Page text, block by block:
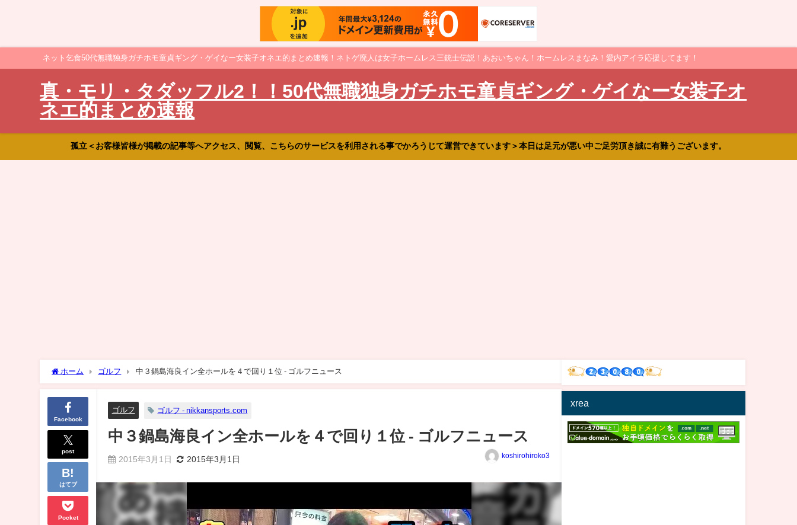
ネット乞食50代無職独身ガチホモ童貞ギング・ゲイなー女装子オネエ的まとめ速報！ネトゲ廃人は女子ホームレス三銃士伝説！あおいちゃん！ホームレスまなみ！愛内アイラ応援してます！
真・モリ・タダッフル2！！50代無職独身ガチホモ童貞ギング・ゲイなー女装子オ
ネエ的まとめ速報
孤立＜お客様皆様が掲載の記事等へアクセス、閲覧、こちらのサービスを利用される事でかろうじて運営できています＞本日は足元が悪い中ご足労頂き誠に有難うございます。
ホーム ゴルフ 中３鍋島海良イン全ホールを４で回り１位 - ゴルフニュース
Facebook
post
はてブ
Pocket
ゴルフ ゴルフ - nikkansports.com
中３鍋島海良イン全ホールを４で回り１位 - ゴルフニュース
2015年3月1日 2015年3月1日 koshirohiroko3
xrea